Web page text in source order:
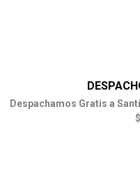
Despachamos Gratis a